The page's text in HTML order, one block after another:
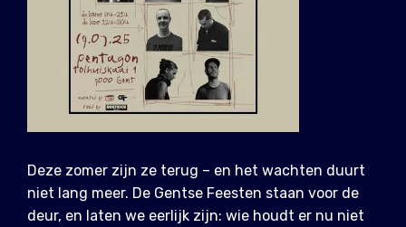
Deze zomer zijn ze terug – en het wachten duurt
niet lang meer. De Gentse Feesten staan voor de
deur, en laten we eerlijk zijn: wie houdt er nu niet